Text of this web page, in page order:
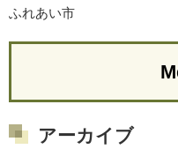
ふれあい市
アーカイブ